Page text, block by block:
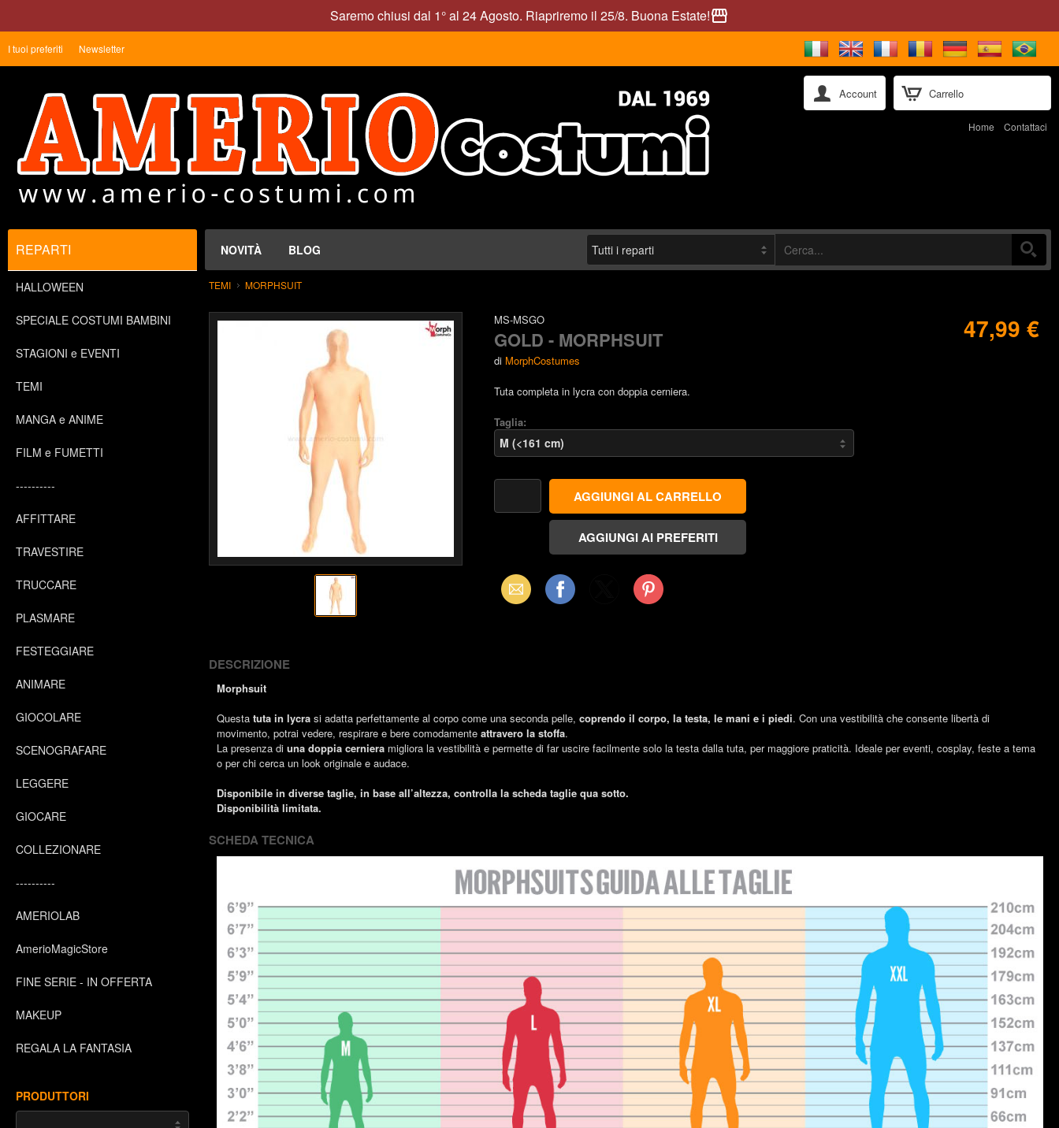
Saremo chiusi dal 1° al 24 Agosto. Riapriremo il 25/8. Buona Estate!storefront
Carrello
I tuoi preferiti Newsletter
Account
Home Contattaci
NOVITÀ BLOG
REPARTI
HALLOWEEN
SPECIALE COSTUMI BAMBINI
STAGIONI e EVENTI
TEMI
MANGA e ANIME
FILM e FUMETTI
----------
AFFITTARE
TRAVESTIRE
TRUCCARE
PLASMARE
FESTEGGIARE
ANIMARE
GIOCOLARE
SCENOGRAFARE
LEGGERE
GIOCARE
COLLEZIONARE
----------
AMERIOLAB
AmerioMagicStore
FINE SERIE - IN OFFERTA
MAKEUP
REGALA LA FANTASIA
PRODUTTORI
TEMI MORPHSUIT
MS-MSGO
GOLD - MORPHSUIT
di MorphCostumes
Tuta completa in lycra con doppia cerniera.
Taglia:
47,99 €
Email Facebook Pinterest
DESCRIZIONE
Morphsuit
Questa tuta in lycra si adatta perfettamente al corpo come una seconda pelle, coprendo il corpo, la testa, le mani e i piedi. Con una vestibilità che consente libertà di
movimento, potrai vedere, respirare e bere comodamente attravero la stoffa.
La presenza di una doppia cerniera migliora la vestibilità e permette di far uscire facilmente solo la testa dalla tuta, per maggiore praticità. Ideale per eventi, cosplay, feste a tema
o per chi cerca un look originale e audace.
Disponibile in diverse taglie, in base all’altezza, controlla la scheda taglie qua sotto.
Disponibilità limitata.
SCHEDA TECNICA